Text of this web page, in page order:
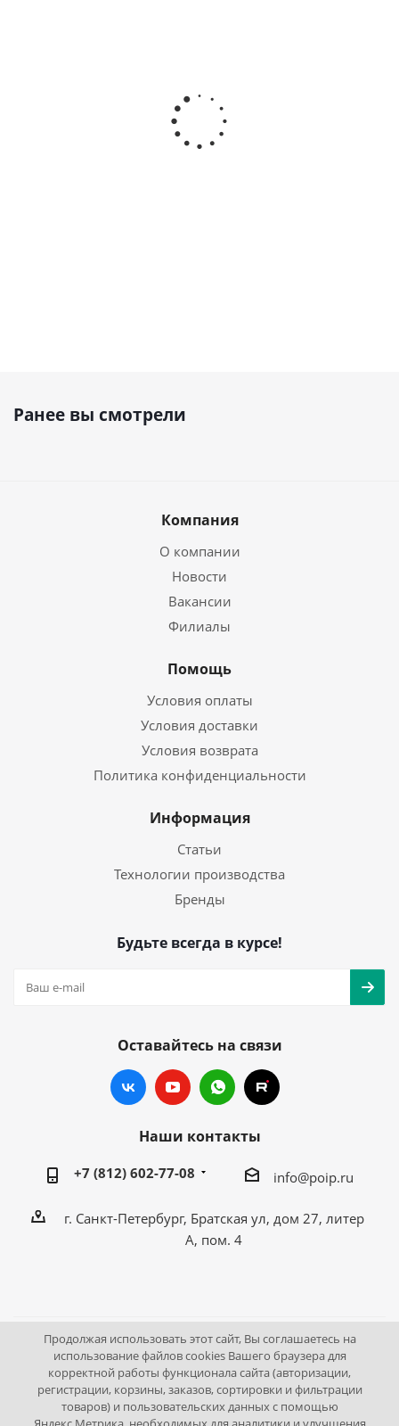
Ранее вы смотрели
Компания
О компании
Новости
Вакансии
Филиалы
Помощь
Условия оплаты
Условия доставки
Условия возврата
Политика конфиденциальности
Информация
Статьи
Технологии производства
Бренды
Будьте всегда в курсе!
Оставайтесь на связи
Наши контакты
+7 (812) 602-77-08 info@poip.ru
г. Санкт-Петербург, Братская ул, дом 27, литер
А, пом. 4
2009 - 2026 © Промышленное оборудование Интернет
портал.
195043, г. Санкт-Петербург, Братская ул, дом 27, литер А,
пом. 4
Продолжая использовать этот сайт, Вы соглашаетесь на
использование файлов cookies Вашего браузера для
корректной работы функционала сайта (авторизации,
регистрации, корзины, заказов, сортировки и фильтрации
товаров) и пользовательских данных с помощью